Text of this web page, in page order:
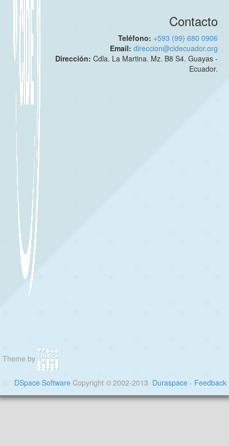
Contacto
Teléfono: +593 (99) 680 0906
Email:direccion@cidecuador.org
Dirección:Cdla. La Martina. Mz. B8 S4. Guayas -
Ecuador.
Theme by
DSpace Software Copyright © 2002-2013 Duraspace - Feedback